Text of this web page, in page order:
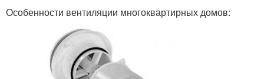
Особенности вентиляции многоквартирных домов: